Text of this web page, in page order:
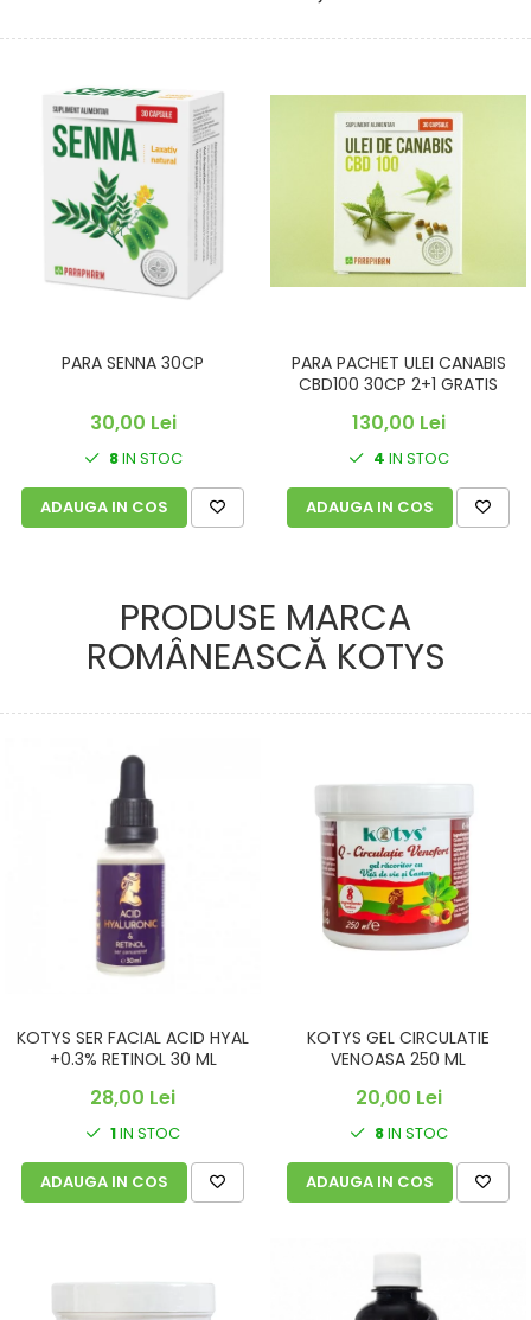
PARA SENNA 30CP
30,00 Lei
8IN STOC
ADAUGA IN COS
PARA PACHET ULEI CANABIS
CBD100 30CP 2+1 GRATIS
130,00 Lei
4 IN STOC
ADAUGA IN COS
PRODUSE MARCA
ROMÂNEASCĂ KOTYS
KOTYS SER FACIAL ACID HYAL
+0.3% RETINOL 30 ML
28,00 Lei
1IN STOC
ADAUGA IN COS
KOTYS GEL CIRCULATIE
VENOASA 250 ML
20,00 Lei
8IN STOC
ADAUGA IN COS